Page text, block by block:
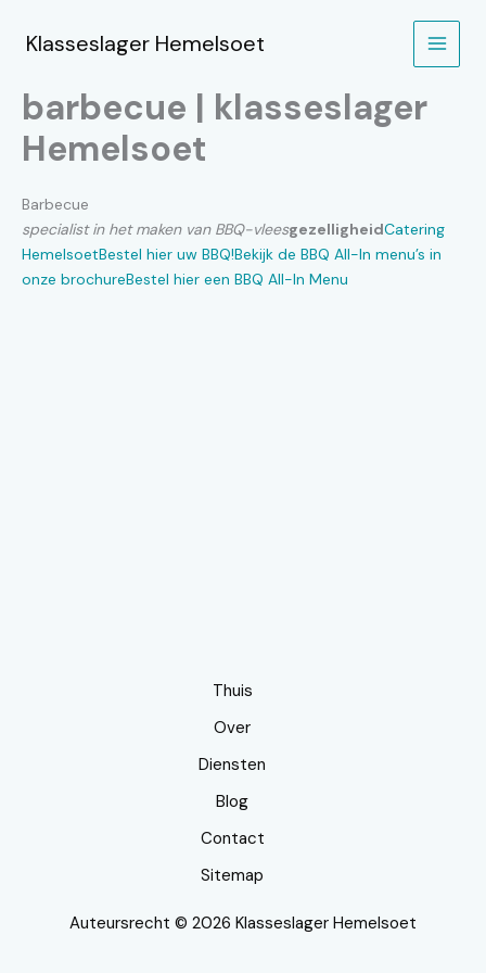
naarKlasseslager Hemelsoet
barbecue | klasseslager
Hemelsoet
Barbecue
specialist in het maken van BBQ-vleesgezelligheidCatering
HemelsoetBestel hier uw BBQ!Bekijk de BBQ All-In menu’s in
onze brochureBestel hier een BBQ All-In Menu
Thuis
Over
Diensten
Blog
Contact
Sitemap
Auteursrecht © 2026 Klasseslager Hemelsoet